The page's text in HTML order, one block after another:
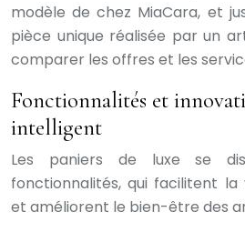
modèle de chez MiaCara, et
pièce unique réalisée par un
comparer les offres et les
Fonctionnalités et
intelligent
Les paniers de luxe se
fonctionnalités, qui facilitent
et améliorent le bien-être des